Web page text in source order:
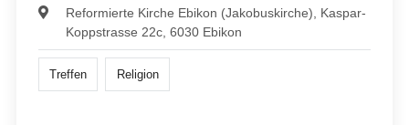
Reformierte Kirche Ebikon (Jakobuskirche), Kaspar-
Koppstrasse 22c, 6030 Ebikon
Treffen Religion